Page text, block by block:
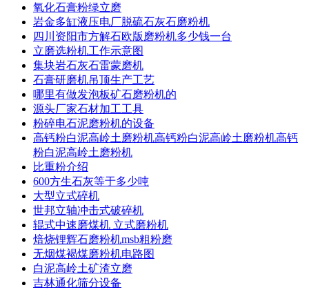
氧化石膏粉绿立磨
岩金多缸液压电厂脱硫石灰石磨粉机
四川资阳市方解石欧版磨粉机多少钱一台
立磨选粉机工作示意图
集块岩石灰石雷蒙磨机
石膏研磨机吊顶生产工艺
哪里有做发泡板矿石磨粉机的
源头厂家石材加工工具
粉碎电石泥磨粉机的设备
高钙粉白泥高岭土磨粉机高钙粉白泥高岭土磨粉机高钙
粉白泥高岭土磨粉机
比重粉介绍
600方生石灰等于多少吨
大型立式碎机
世邦立轴冲击式破碎机
辊式中速磨煤机 立式磨粉机
焙烧锂辉石磨粉机msb粗粉磨
无烟煤褐煤磨粉机电路图
白泥高岭土矿渣立磨
吉林通化筛分设备